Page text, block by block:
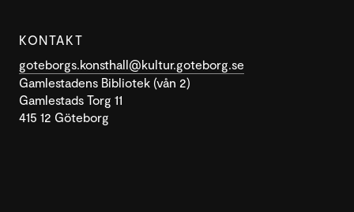
KONTAKT
goteborgs.konsthall@kultur.goteborg.se
Gamlestadens Bibliotek (vån 2)
Gamlestads Torg 11
415 12 Göteborg